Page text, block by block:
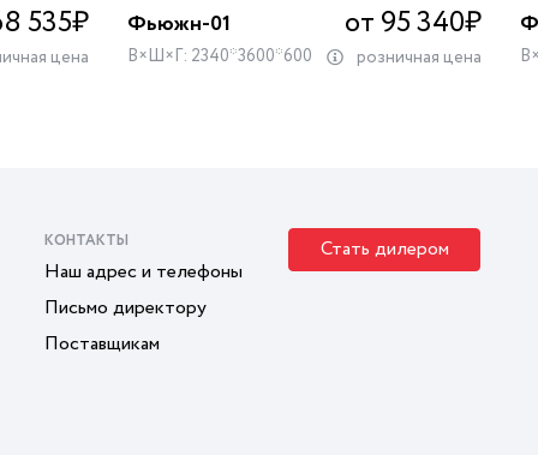
535₽
цена
Фьюжн-01 от 95 340₽
В×Ш×Г: 2340*3600*600 розничная цена
КОНТАКТЫ
Наш адрес и телефоны
Письмо директору
Поставщикам
Стать дилером